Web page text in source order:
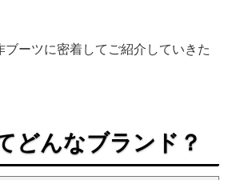
ーツに密着してご紹介していきた
どんなブランド？